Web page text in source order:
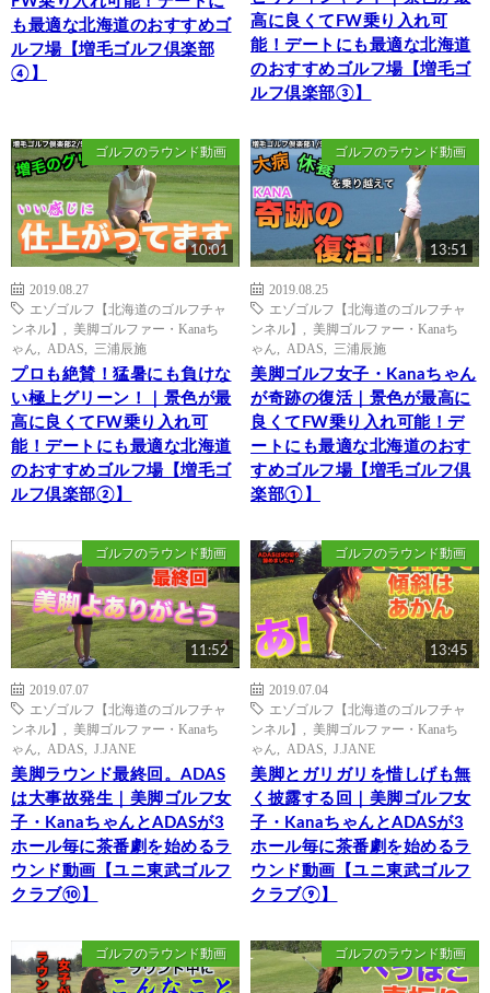
も最適な北海道のおすすめゴ
ルフ場【増毛ゴルフ倶楽部
④】
高に良くてFW乗り入れ可
能！デートにも最適な北海道
のおすすめゴルフ場【増毛ゴ
ルフ倶楽部③】
ゴルフのラウンド動画
10:01
2019.08.27
エゾゴルフ【北海道のゴルフチャ
ンネル】
美脚ゴルファー・Kanaち
ゃん
ADAS 三浦辰施
プロも絶賛！猛暑にも負けな
い極上グリーン！｜景色が最
高に良くてFW乗り入れ可
能！デートにも最適な北海道
のおすすめゴルフ場【増毛ゴ
ルフ倶楽部②】
ゴルフのラウンド動画
13:51
2019.08.25
エゾゴルフ【北海道のゴルフチャ
ンネル】
美脚ゴルファー・Kanaち
ゃん
ADAS 三浦辰施
美脚ゴルフ女子・Kanaちゃん
が奇跡の復活｜景色が最高に
良くてFW乗り入れ可能！デ
ートにも最適な北海道のおす
すめゴルフ場【増毛ゴルフ倶
楽部①】
ゴルフのラウンド動画
11:52
2019.07.07
エゾゴルフ【北海道のゴルフチャ
ンネル】
美脚ゴルファー・Kanaち
ゃん
ADAS J.JANE
美脚ラウンド最終回。ADAS
は大事故発生｜美脚ゴルフ女
子・KanaちゃんとADASが3
ホール毎に茶番劇を始めるラ
ウンド動画【ユニ東武ゴルフ
クラブ⑩】
ゴルフのラウンド動画
13:45
2019.07.04
エゾゴルフ【北海道のゴルフチャ
ンネル】
美脚ゴルファー・Kanaち
ゃん
ADAS J.JANE
美脚とガリガリを惜しげも無
く披露する回｜美脚ゴルフ女
子・KanaちゃんとADASが3
ホール毎に茶番劇を始めるラ
ウンド動画【ユニ東武ゴルフ
クラブ⑨】
ゴルフのラウンド動画 ゴルフのラウンド動画